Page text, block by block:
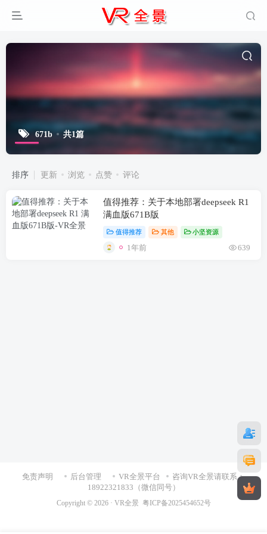
671b 共1篇
排序 更新 浏览 点赞 评论
值得推荐：关于本地部署deepseek R1
满血版671B版
值得推荐 其他 小坚资源
1年前 639
免责声明 后台管理 VR全景平台
咨询VR全景请联系：
18922321833（微信同号）
Copyright © 2026 · VR全景 粤ICP备2025454652号